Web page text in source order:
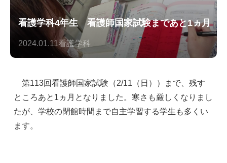
看護学科4年生 看護師国家試験まであと1ヵ月
2024.01.11 看護学科
第113回看護師国家試験（2/11（日））まで、残す
ところあと1ヵ月となりました。寒さも厳しくなりまし
たが、学校の閉館時間まで自主学習する学生も多くい
ます。